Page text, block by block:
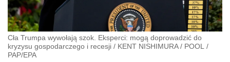
Cła Trumpa wywołają szok. Eksperci: mogą doprowadzić do
kryzysu gospodarczego i recesji / KENT NISHIMURA / POOL /
PAP/EPA